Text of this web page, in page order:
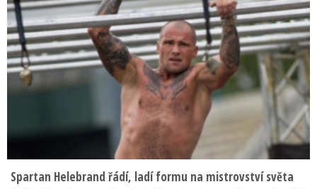
Spartan Helebrand řádí, ladí formu na mistrovství světa